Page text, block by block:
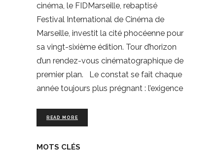
cinéma, le FIDMarseille, rebaptisé
Festival International de Cinéma de
Marseille, investit la cité phocéenne pour
sa vingt-sixième édition. Tour d’horizon
d’un rendez-vous cinématographique de
premier plan. Le constat se fait chaque
année toujours plus prégnant : l’exigence
READ MORE
MOTS CLÉS